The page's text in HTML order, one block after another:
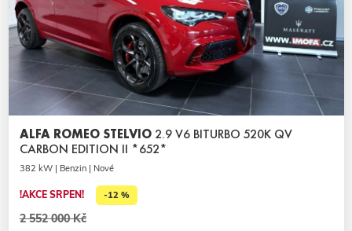
ALFA ROMEO STELVIO 2.9 V6 BITURBO 520K QV
CARBON EDITION II *652*
382 kW | Benzin | Nové
!AKCE SRPEN! -12 %
2 552 000 Kč